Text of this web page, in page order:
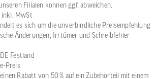
Filialen können ggf. abweichen.
inkl. MwSt
es sich um die unverbindliche Preisempfehlung
Änderungen, Irrtümer und Schreibfehler
Festland
Preis
Rabatt von 50 % auf ein Zubehörteil mit einem